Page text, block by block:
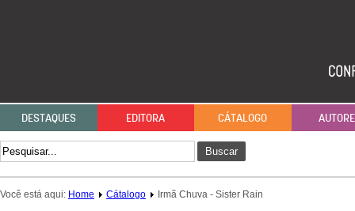
DESTAQUES EDITORA CÁTALOGO
Buscar
Você está aqui: Home Cátalogo Irmã Chuva - Sister Rain